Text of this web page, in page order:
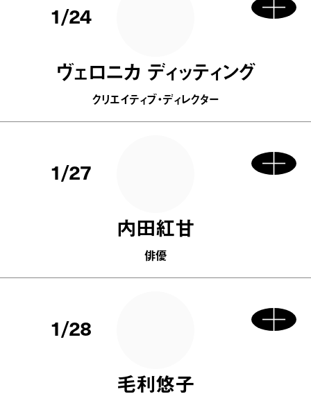
1/24
ヴェロニカ ディッティング
クリエイティブ・ディレクター
1/27
内田紅甘
俳優
1/28
毛利悠子